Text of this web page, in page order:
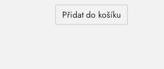
153.96$.
Přidat do košíku